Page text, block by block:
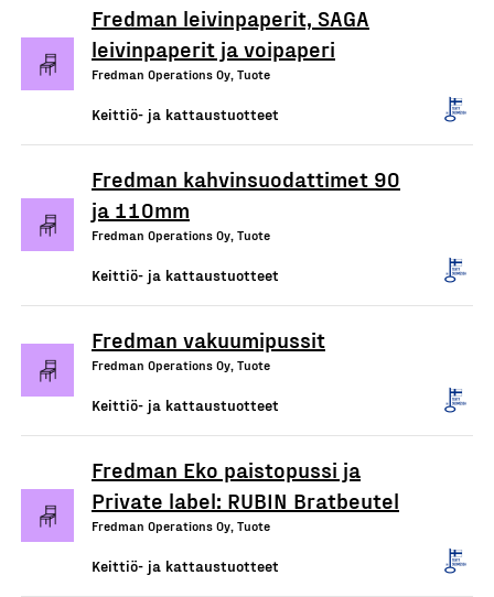
Fredman leivinpaperit, SAGA
leivinpaperit ja voipaperi
Fredman Operations Oy, Tuote
Keittiö- ja kattaustuotteet
Fredman kahvinsuodattimet 90
ja 110mm
Fredman Operations Oy, Tuote
Keittiö- ja kattaustuotteet
Fredman vakuumipussit
Fredman Operations Oy, Tuote
Keittiö- ja kattaustuotteet
Fredman Eko paistopussi ja
Private label: RUBIN Bratbeutel
Fredman Operations Oy, Tuote
Keittiö- ja kattaustuotteet